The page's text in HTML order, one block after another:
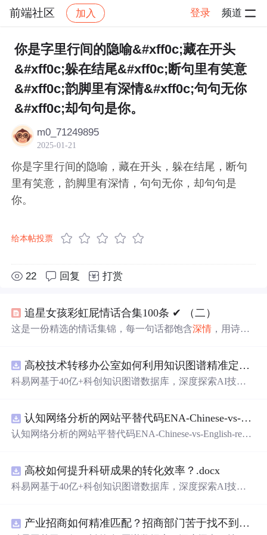
前端社区 加入 登录 频道
社区 前端社区 感慨 帖子详情
你是字里行间的隐喻&#xff0c;藏在开头
&#xff0c;躲在结尾&#xff0c;断句里有笑意
&#xff0c;韵脚里有深情&#xff0c;句句无你
&#xff0c;却句句是你。
m0_71249895
2025-01-21
你是字里行间的隐喻，藏在开头，躲在结尾，断句
里有笑意，韵脚里有深情，句句无你，却句句是
你。
给本帖投票
22 回复 打赏
追星女孩彩虹屁情话合集100条 ✔︎ （二）
这是一份精选的情话集锦，每一句话都饱含深情 ，用诗意
的思念与热爱。
高校技术转移办公室如何利用知识图谱精准定位产业需求与技术适配点？.docx
科易网基于40亿+科创知识图谱数据库，深度探索AI技术
新领域的AI+数智化解决方案，推动科技创新与产业创新
智能化发展。
认知网络分析的网站平替代码ENA-Chinese-vs-English-reproducible.zip
认知网络分析的网站平替代码ENA-Chinese-vs-English-repro
高校如何提升科研成果的转化效率？.docx
科易网基于40亿+科创知识图谱数据库，深度探索AI技术
新领域的AI+数智化解决方案，推动科技创新与产业创新产业招商如何精准匹配？招商部门苦于找不到符合产业链补链强链方向的目标企业怎么办？.docx